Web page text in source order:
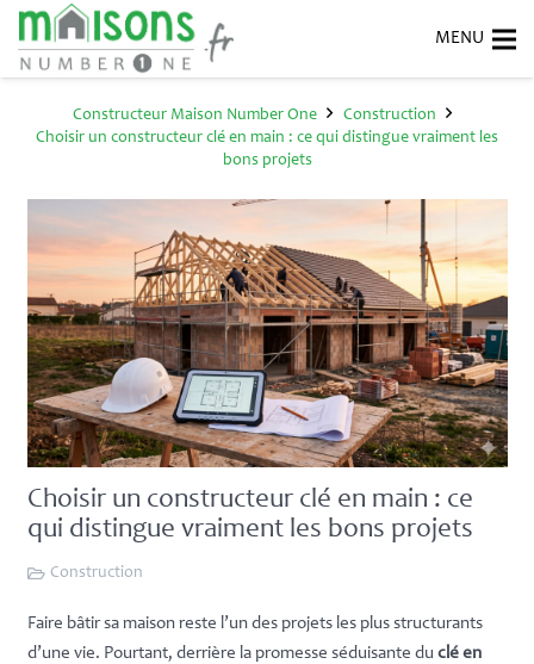
Constructeur Maison Number One
Construction
Choisir un constructeur clé en main : ce qui distingue vraiment les
bons projets
Choisir un constructeur clé en main : ce
qui distingue vraiment les bons projets
Construction
Faire bâtir sa maison reste l’un des projets les plus structurants
d’une vie. Pourtant, derrière la promesse séduisante du clé en